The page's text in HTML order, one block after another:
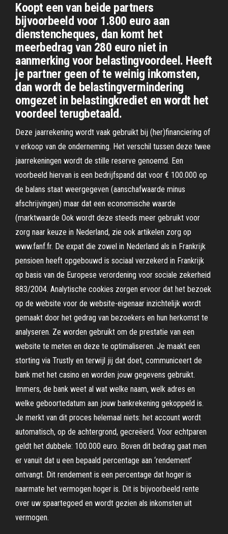
Koopt een van beide partners
bijvoorbeeld voor 1.800 euro aan
dienstencheques, dan komt het
meerbedrag van 280 euro niet in
aanmerking voor belastingvoordeel. Heeft
je partner geen of te weinig inkomsten,
dan wordt de belastingvermindering
omgezet in belastingkrediet en wordt het
voordeel terugbetaald.
Deze jaarrekening wordt vaak gebruikt bij (her)financiering of
v erkoop van de onderneming. Het verschil tussen deze twee
jaarrekeningen wordt de stille reserve genoemd. Een
voorbeeld hiervan is een bedrijfspand dat voor € 100.000 op
de balans staat weergegeven (aanschafwaarde minus
afschrijvingen) maar dat een economische waarde
(marktwaarde Ook wordt deze steeds meer gebruikt voor
zorg naar keuze in Nederland, zie ook artikelen zorg op
www.fanf.fr. De expat die zowel in Nederland als in Frankrijk
pensioen heeft opgebouwd is sociaal verzekerd in Frankrijk
op basis van de Europese verordening voor sociale zekerheid
883/2004. Analytische cookies zorgen ervoor dat het bezoek
op de website voor de website-eigenaar inzichtelijk wordt
gemaakt door het gedrag van bezoekers en hun herkomst te
analyseren. Ze worden gebruikt om de prestatie van een
website te meten en deze te optimaliseren. Je maakt een
storting via Trustly en terwijl jij dat doet, communiceert de
bank met het casino en worden jouw gegevens gebruikt.
Immers, de bank weet al wat welke naam, welk adres en
welke geboortedatum aan jouw bankrekening gekoppeld is.
Je merkt van dit proces helemaal niets: het account wordt
automatisch, op de achtergrond, gecreëerd. Voor echtparen
geldt het dubbele: 100.000 euro. Boven dit bedrag gaat men
er vanuit dat u een bepaald percentage aan ‘rendement’
ontvangt. Dit rendement is een percentage dat hoger is
naarmate het vermogen hoger is. Dit is bijvoorbeeld rente
over uw spaartegoed en wordt gezien als inkomsten uit
vermogen.